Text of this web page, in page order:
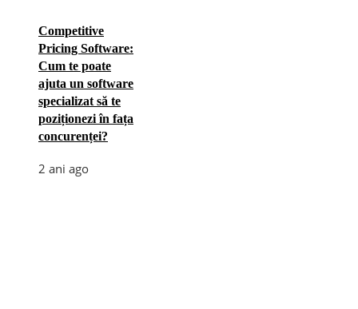
Competitive
Pricing Software:
Cum te poate
ajuta un software
specializat să te
poziționezi în fața
concurenței?
2 ani ago